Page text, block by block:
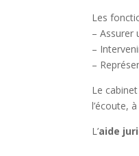
Les
– Assurer
–
–
Le
l’écoute,
L’aide